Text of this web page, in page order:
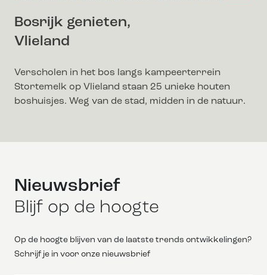
Bosrijk genieten,
Vlieland
Verscholen in het bos langs kampeerterrein
Stortemelk op Vlieland staan 25 unieke houten
boshuisjes. Weg van de stad, midden in de natuur.
Nieuwsbrief
Blijf op de hoogte
Op de hoogte blijven van de laatste trends ontwikkelingen?
Schrijf je in voor onze nieuwsbrief